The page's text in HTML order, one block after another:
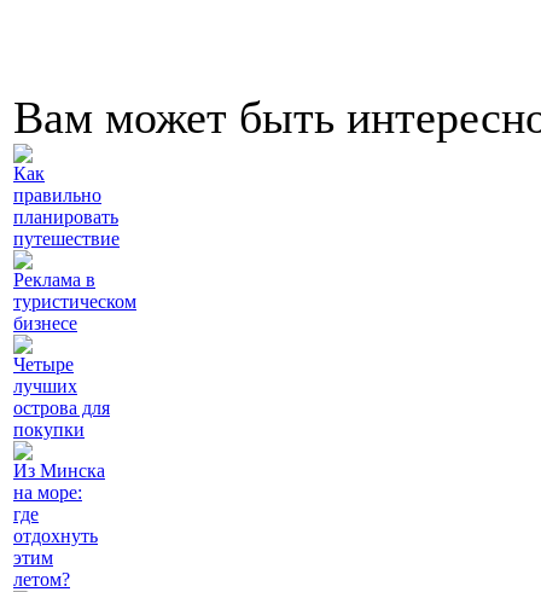
Вам может быть
Как
правильно
планировать
путешествие
Реклама в
туристическом
бизнесе
Четыре
лучших
острова для
покупки
Из Минска
на море:
где
отдохнуть
этим
летом?